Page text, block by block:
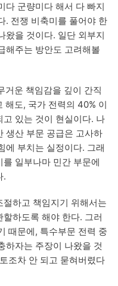
다 군량미다 해서 다 빠지
. 전쟁 비축미를 풀어야 한
왔을 것이다. 일단 외부지
해주는 방안도 고려해볼
거운 책임감을 깊이 간직
해도, 국가 전력의 40% 이
있는 것이 현실이다. 나
생산 부문 공급은 고사하
에 부치는 실정이다. 그래
일부나마 민간 부문에
.
하고 책임지기 위해서는
하도록 해야 한다. 그러
때문에, 특수부문 전력 중
하자는 주장이 나왔을 것
조차 안 되고 묻혀버렸다